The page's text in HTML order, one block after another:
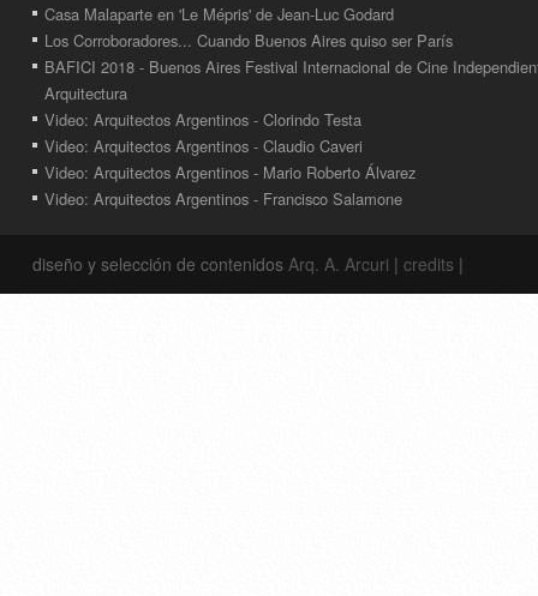
Casa Malaparte en 'Le Mépris' de Jean-Luc Godard
Los Corroboradores... Cuando Buenos Aires quiso ser París
BAFICI 2018 - Buenos Aires Festival Internacional de Cine
Arquitectura
Video: Arquitectos Argentinos - Clorindo Testa
Video: Arquitectos Argentinos - Claudio Caveri
Video: Arquitectos Argentinos - Mario Roberto Álvarez
Video: Arquitectos Argentinos - Francisco Salamone
diseño y selección de contenidos Arq. A. Arcuri | credits |